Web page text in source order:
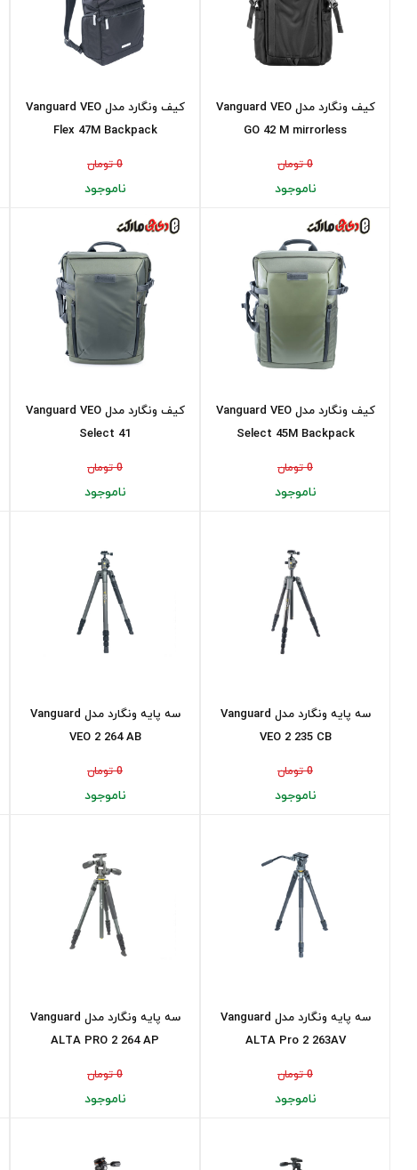
کیف ونگارد مدل Vanguard VEO
Flex 47M Backpack
0 تومان
ناموجود
کیف ونگارد مدل Vanguard VEO
GO 42 M mirrorless
0 تومان
ناموجود
کیف ونگارد مدل Vanguard VEO
Select 41
0 تومان
ناموجود
کیف ونگارد مدل Vanguard VEO
Select 45M Backpack
0 تومان
ناموجود
سه پایه ونگارد مدل Vanguard
VEO 2 264 AB
0 تومان
ناموجود
سه پایه ونگارد مدل Vanguard
VEO 2 235 CB
0 تومان
ناموجود
سه پایه ونگارد مدل Vanguard
ALTA PRO 2 264 AP
0 تومان
ناموجود
سه پایه ونگارد مدل Vanguard
ALTA Pro 2 263AV
0 تومان
ناموجود